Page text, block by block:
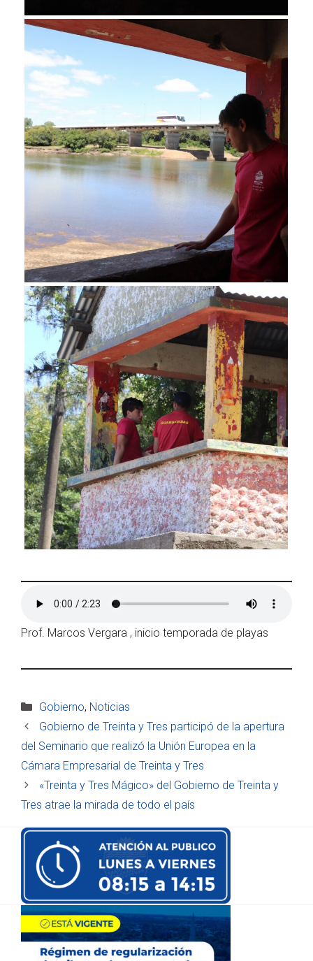
Prof. Marcos Vergara , inicio temporada de playas
Categorías
Gobierno, Noticias
Gobierno de Treinta y Tres participó de la apertura
del Seminario que realizó la Unión Europea en la
Cámara Empresarial de Treinta y Tres
«Treinta y Tres Mágico» del Gobierno de Treinta y
Tres atrae la mirada de todo el país